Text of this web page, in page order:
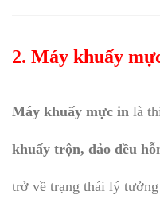
2. Máy khuấy
Máy khuấy mực in là
khuấy trộn, đảo đều
trở về trạng thái lý